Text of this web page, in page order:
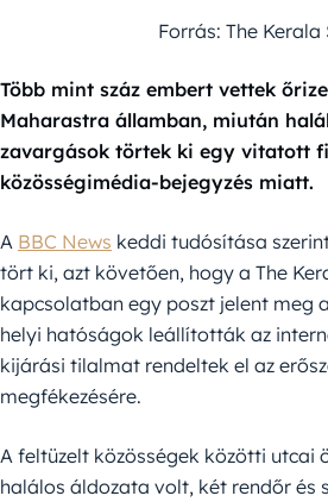
Forrás: The Kerala
Több mint száz embert vettek
Maharastra államban, miután
zavargások törtek ki egy vitatott
közösségimédia-bejegyzés miatt.
A BBC News keddi tudósítása
tört ki, azt követően, hogy a The
kapcsolatban egy poszt jelent meg
helyi hatóságok leállították az
kijárási tilalmat rendeltek el az
megfékezésére.
A feltüzelt közösségek közötti utcai
halálos áldozata volt, két rendőr és